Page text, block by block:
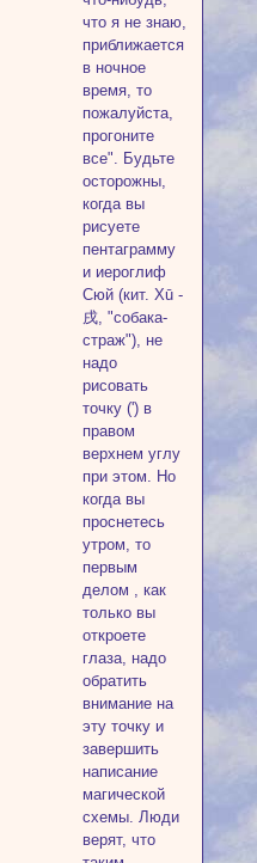
что я не знаю,
приближается
в ночное
время, то
пожалуйста,
прогоните
все". Будьте
осторожны,
когда вы
рисуете
пентаграмму
и иероглиф
Сюй (кит. Xū -
戌, "собака-
страж"), не
надо
рисовать
точку (') в
правом
верхнем углу
при этом. Но
когда вы
проснетесь
утром, то
первым
делом , как
только вы
откроете
глаза, надо
обратить
внимание на
эту точку и
завершить
написание
магической
схемы. Люди
верят, что